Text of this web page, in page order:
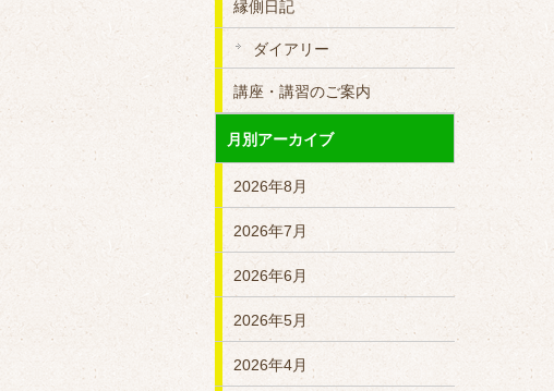
縁側日記
ダイアリー
講座・講習のご案内
月別アーカイブ
2026年8月
2026年7月
2026年6月
2026年5月
2026年4月